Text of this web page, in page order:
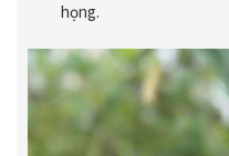
họng.